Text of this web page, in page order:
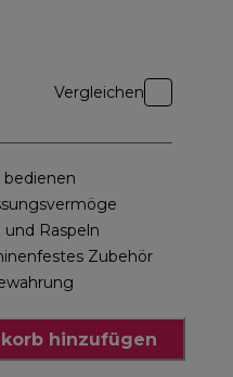
Vergleichen
bedienen
und Raspeln
Zubehör
hinzufügen